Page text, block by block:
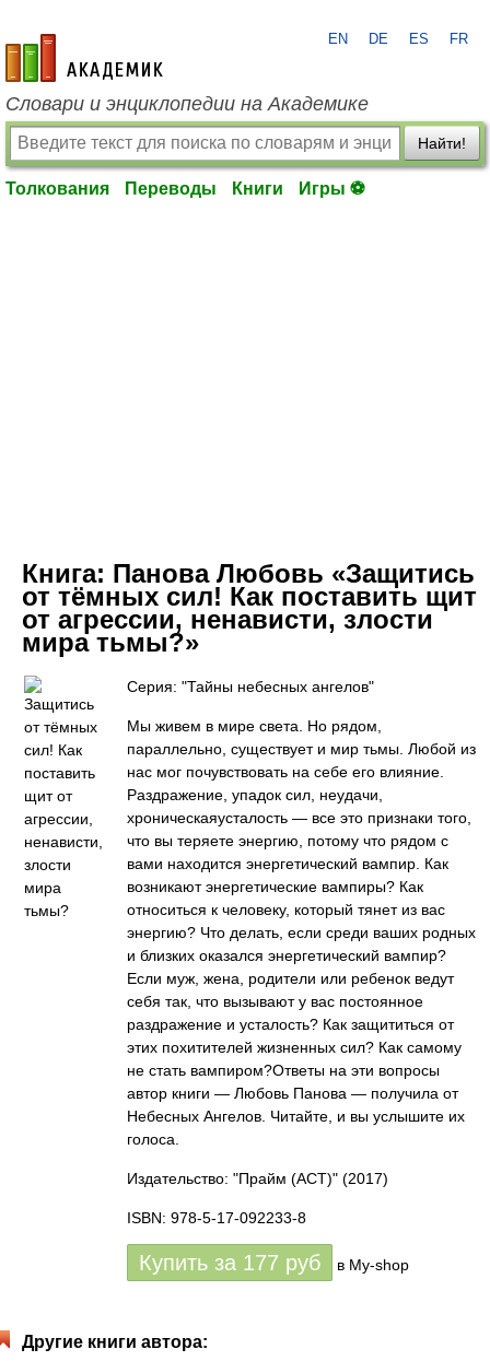
academic.ru
EN DE ES FR
Словари и энциклопедии на Академике
Найти!
Толкования Переводы Книги Игры ⚽
Книга: Панова Любовь «Защитись
от тёмных сил! Как поставить щит
от агрессии, ненависти, злости
мира тьмы?»
Серия: "Тайны небесных ангелов"
Мы живем в мире света. Но рядом,
параллельно, существует и мир тьмы. Любой из
нас мог почувствовать на себе его влияние.
Раздражение, упадок сил, неудачи,
хроническаяусталость — все это признаки того,
что вы теряете энергию, потому что рядом с
вами находится энергетический вампир. Как
возникают энергетические вампиры? Как
относиться к человеку, который тянет из вас
энергию? Что делать, если среди ваших родных
и близких оказался энергетический вампир?
Если муж, жена, родители или ребенок ведут
себя так, что вызывают у вас постоянное
раздражение и усталость? Как защититься от
этих похитителей жизненных сил? Как самому
не стать вампиром?Ответы на эти вопросы
автор книги — Любовь Панова — получила от
Небесных Ангелов. Читайте, и вы услышите их
голоса.
Издательство: "Прайм (АСТ)" (2017)
ISBN: 978-5-17-092233-8
Купить за 177 руб в My-shop
Другие книги автора: